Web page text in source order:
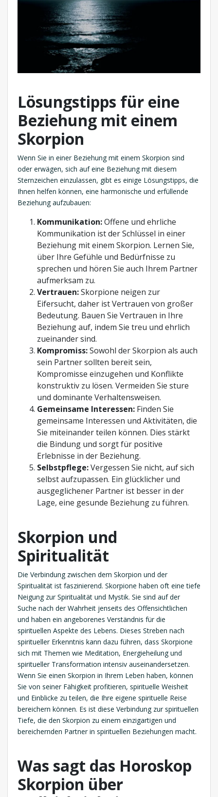
Lösungstipps für eine
Beziehung mit einem
Skorpion
Wenn Sie in einer Beziehung mit einem Skorpion sind
oder erwägen, sich auf eine Beziehung mit diesem
Sternzeichen einzulassen, gibt es einige Lösungstipps, die
Ihnen helfen können, eine harmonische und erfüllende
Beziehung aufzubauen:
Kommunikation:Offene und ehrliche
Kommunikation ist der Schlüssel in einer
Beziehung mit einem Skorpion. Lernen Sie,
über Ihre Gefühle und Bedürfnisse zu
sprechen und hören Sie auch Ihrem Partner
aufmerksam zu.
Vertrauen:Skorpione neigen zur
Eifersucht, daher ist Vertrauen von großer
Bedeutung. Bauen Sie Vertrauen in Ihre
Beziehung auf, indem Sie treu und ehrlich
zueinander sind.
Kompromiss:Sowohl der Skorpion als auch
sein Partner sollten bereit sein,
Kompromisse einzugehen und Konflikte
konstruktiv zu lösen. Vermeiden Sie sture
und dominante Verhaltensweisen.
Gemeinsame Interessen: Finden Sie
gemeinsame Interessen und Aktivitäten, die
Sie miteinander teilen können. Dies stärkt
die Bindung und sorgt für positive
Erlebnisse in der Beziehung.
Selbstpflege:Vergessen Sie nicht, auf sich
selbst aufzupassen. Ein glücklicher und
ausgeglichener Partner ist besser in der
Lage, eine gesunde Beziehung zu führen.
Skorpion und
Spiritualität
Die Verbindung zwischen dem Skorpion und der
Spiritualität ist faszinierend. Skorpione haben oft eine tiefe
Neigung zur Spiritualität und Mystik. Sie sind auf der
Suche nach der Wahrheit jenseits des Offensichtlichen
und haben ein angeborenes Verständnis für die
spirituellen Aspekte des Lebens. Dieses Streben nach
spiritueller Erkenntnis kann dazu führen, dass Skorpione
sich mit Themen wie Meditation, Energieheilung und
spiritueller Transformation intensiv auseinandersetzen.
Wenn Sie einen Skorpion in Ihrem Leben haben, können
Sie von seiner Fähigkeit profitieren, spirituelle Weisheit
und Einblicke zu teilen, die Ihre eigene spirituelle Reise
bereichern können. Es ist diese Verbindung zur spirituellen
Tiefe, die den Skorpion zu einem einzigartigen und
bereichernden Partner in spirituellen Beziehungen macht.
Was sagt das Horoskop
Skorpion über